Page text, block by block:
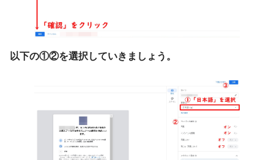
以下の①②を選択していきましょう。